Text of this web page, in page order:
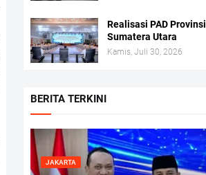
Realisasi PAD Provinsi
Sumatera Utara
Kamis, Juli 30, 2026
BERITA TERKINI
JAKARTA